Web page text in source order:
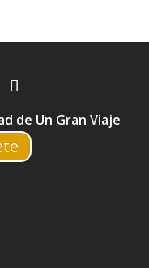
de Un Gran Viaje